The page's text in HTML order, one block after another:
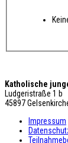
Katholische
Ludgeristraße 1 b
45897
Impressum